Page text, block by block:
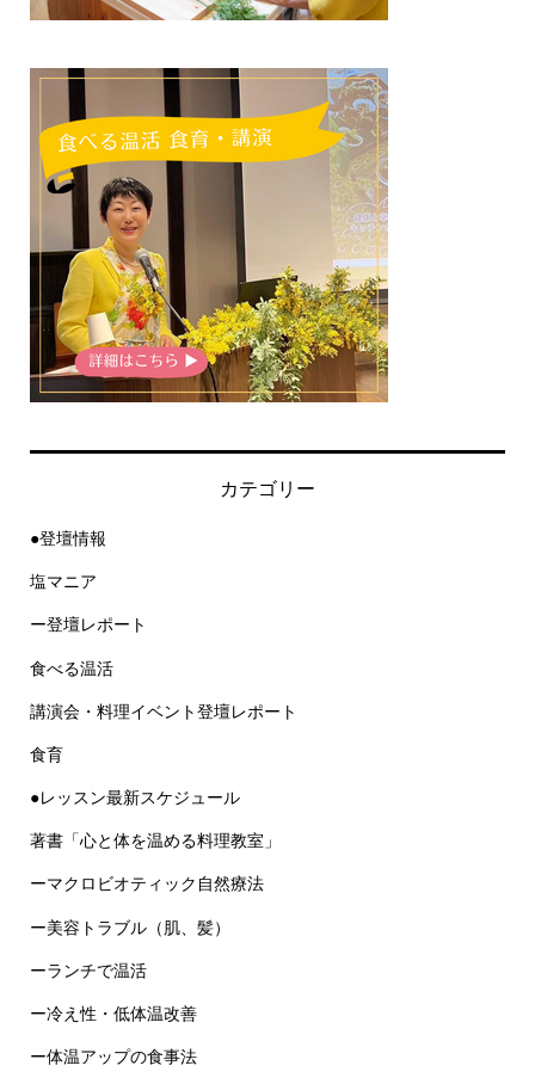
カテゴリー
●登壇情報
塩マニア
ー登壇レポート
食べる温活
講演会・料理イベント登壇レポート
食育
●レッスン最新スケジュール
著書「心と体を温める料理教室」
ーマクロビオティック自然療法
ー美容トラブル（肌、髪）
ーランチで温活
ー冷え性・低体温改善
ー体温アップの食事法